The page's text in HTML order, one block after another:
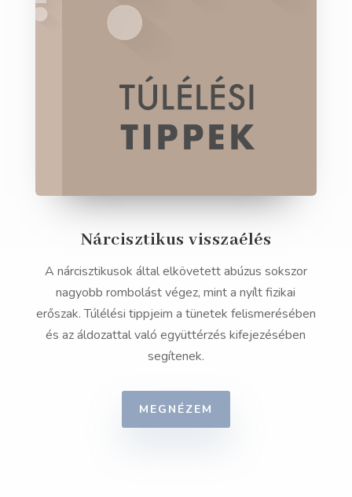
Nárcisztikus visszaélés
A nárcisztikusok által elkövetett abúzus sokszor
nagyobb rombolást végez, mint a nyílt fizikai
erőszak. Túlélési tippjeim a tünetek felismerésében
és az áldozattal való együttérzés kifejezésében
segítenek.
MEGNÉZEM